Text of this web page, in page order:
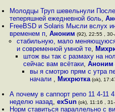
Молодцы Труп шевельнули
теперяшней ежедневной боль,
FreeBSD и Solaris Мысли вслух
временем п,Аноним (92), 22:55 ,
стабильную, мало
и современной умной те,
штож вы так с размаху на
сейчас вам всётаки, Аноним
вы я смотрю прям с утра
начали , Михрютка (ok),
А почему в саппорт репо 11 4-11
неделю назад,exSun (ok), 11:16 ,
Норм ставиться параллельно с